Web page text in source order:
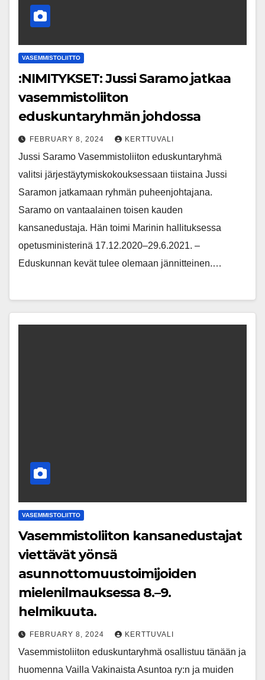
VASEMMISTOLIITTO
:NIMITYKSET: Jussi Saramo jatkaa
vasemmistoliiton
eduskuntaryhmän johdossa
FEBRUARY 8, 2024 KERTTUVALI
Jussi Saramo Vasemmistoliiton eduskuntaryhmä
valitsi järjestäytymiskokouksessaan tiistaina Jussi
Saramon jatkamaan ryhmän puheenjohtajana.
Saramo on vantaalainen toisen kauden
kansanedustaja. Hän toimi Marinin hallituksessa
opetusministerinä 17.12.2020–29.6.2021. –
Eduskunnan kevät tulee olemaan jännitteinen.…
VASEMMISTOLIITTO
Vasemmistoliiton kansanedustajat
viettävät yönsä
asunnottomuustoimijoiden
mielenilmauksessa 8.–9.
helmikuuta.
FEBRUARY 8, 2024 KERTTUVALI
Vasemmistoliiton eduskuntaryhmä osallistuu tänään ja
huomenna Vailla Vakinaista Asuntoa ry:n ja muiden